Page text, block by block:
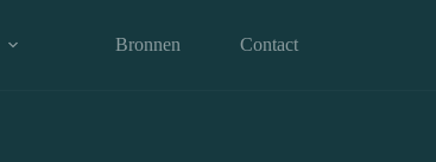
Bronnen Contact